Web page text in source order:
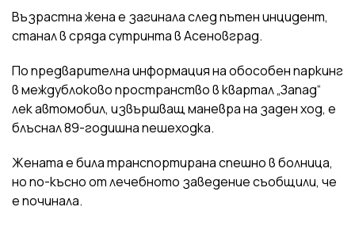
Възрастна жена е загинала след пътен инцидент,
станал в сряда сутринта в Асеновград.
По предварителна информация на обособен паркинг
в междублоково пространство в квартал „Запад“
лек автомобил, извършващ маневра на заден ход, е
блъснал 89-годишна пешеходка.
Жената е била транспортирана спешно в болница,
но по-късно от лечебното заведение съобщили, че
е починала.